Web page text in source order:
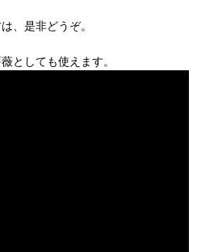
、是非どうぞ。
としても使えます。